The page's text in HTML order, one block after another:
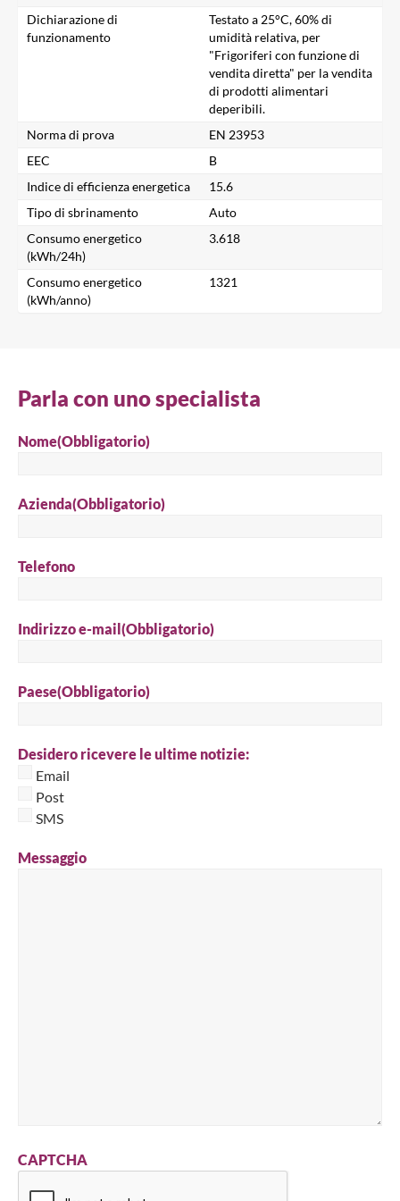
Cerca
Dichiarazione di
funzionamento
Testato a 25°C, 60% di
umidità relativa, per
"Frigoriferi con funzione di
vendita diretta" per la vendita
di prodotti alimentari
deperibili.
Norma di prova
EN 23953
EEC
B
Indice di efficienza energetica
15.6
Tipo di sbrinamento
Auto
Consumo energetico
(kWh/24h)
3.618
Consumo energetico
(kWh/anno)
1321
Parla con uno specialista
Nome(Obbligatorio)
Azienda(Obbligatorio)
Telefono
Indirizzo e-mail(Obbligatorio)
Paese(Obbligatorio)
Desidero ricevere le ultime notizie:
Email
Post
SMS
Messaggio
CAPTCHA